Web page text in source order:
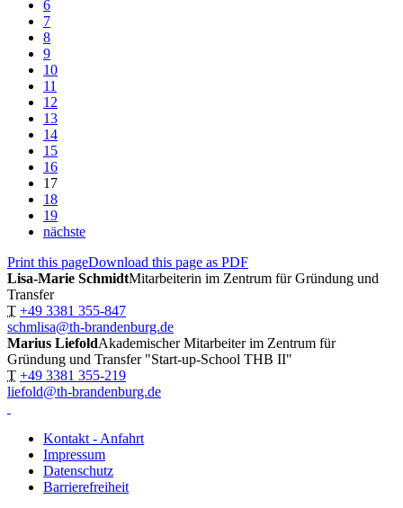
6
7
8
9
10
11
12
13
14
15
16
17
18
19
nächste
Print this pageDownload this page as PDF
Lisa-Marie SchmidtMitarbeiterin im Zentrum für Gründung und
Transfer
T +49 3381 355-847
schmlisa@th-brandenburg.de
Marius LiefoldAkademischer Mitarbeiter im Zentrum für
Gründung und Transfer "Start-up-School THB II"
T +49 3381 355-219
liefold@th-brandenburg.de
Kontakt - Anfahrt
Impressum
Datenschutz
Barrierefreiheit